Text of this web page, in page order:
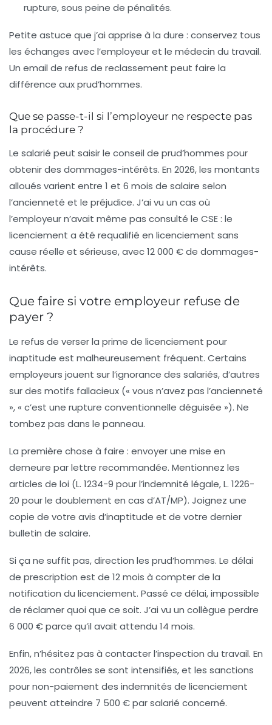
rupture, sous peine de pénalités.
Petite astuce que j’ai apprise à la dure : conservez tous
les échanges avec l’employeur et le médecin du travail.
Un email de refus de reclassement peut faire la
différence aux prud’hommes.
Que se passe-t-il si l’employeur ne respecte pas
la procédure ?
Le salarié peut saisir le conseil de prud’hommes pour
obtenir des dommages-intérêts. En 2026, les montants
alloués varient entre 1 et 6 mois de salaire selon
l’ancienneté et le préjudice. J’ai vu un cas où
l’employeur n’avait même pas consulté le CSE : le
licenciement a été requalifié en licenciement sans
cause réelle et sérieuse, avec 12 000 € de dommages-
intérêts.
Que faire si votre employeur refuse de
payer ?
Le refus de verser la prime de licenciement pour
inaptitude est malheureusement fréquent. Certains
employeurs jouent sur l’ignorance des salariés, d’autres
sur des motifs fallacieux (« vous n’avez pas l’ancienneté
», « c’est une rupture conventionnelle déguisée »). Ne
tombez pas dans le panneau.
La première chose à faire : envoyer une mise en
demeure par lettre recommandée. Mentionnez les
articles de loi (L. 1234-9 pour l’indemnité légale, L. 1226-
20 pour le doublement en cas d’AT/MP). Joignez une
copie de votre avis d’inaptitude et de votre dernier
bulletin de salaire.
Si ça ne suffit pas, direction les prud’hommes. Le délai
de prescription est de 12 mois à compter de la
notification du licenciement. Passé ce délai, impossible
de réclamer quoi que ce soit. J’ai vu un collègue perdre
6 000 € parce qu’il avait attendu 14 mois.
Enfin, n’hésitez pas à contacter l’inspection du travail. En
2026, les contrôles se sont intensifiés, et les sanctions
pour non-paiement des indemnités de licenciement
peuvent atteindre 7 500 € par salarié concerné.